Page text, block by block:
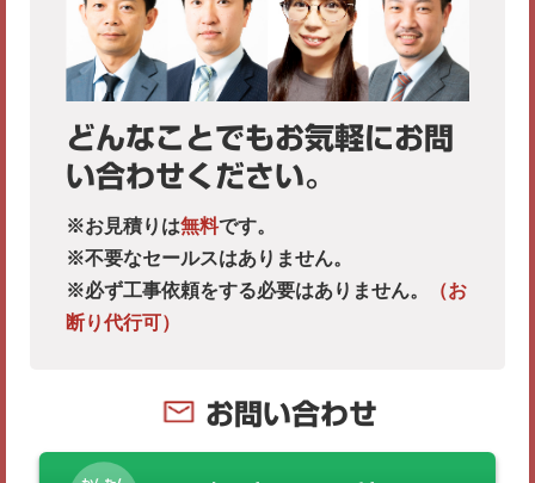
どんなことでもお気軽にお問
い合わせください。
※お見積りは無料です。
※不要なセールスはありません。
※必ず工事依頼をする必要はありません。
（お
断り代行可）
お問い合わせ